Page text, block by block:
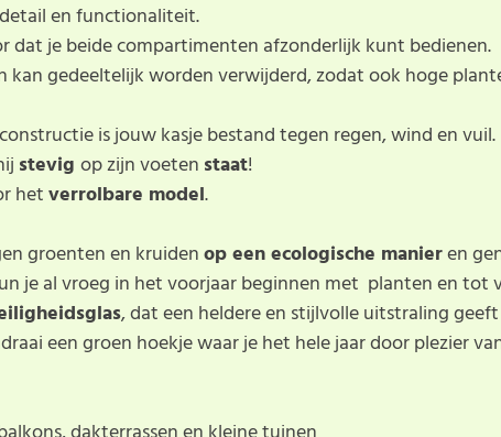
en functionaliteit.
dat je beide compartimenten afzonderlijk kunt bedienen.
gedeeltelijk worden verwijderd, zodat ook hoge
is jouw kasje bestand tegen regen, wind en vuil.
stevig op zijn voeten staat!
hetverrolbare model.
groenten en kruidenop een ecologische manieren
je al vroeg in het voorjaar beginnen met planten en tot
, dat een heldere en stijlvolle uitstraling
een groen hoekje waar je het hele jaar door plezier